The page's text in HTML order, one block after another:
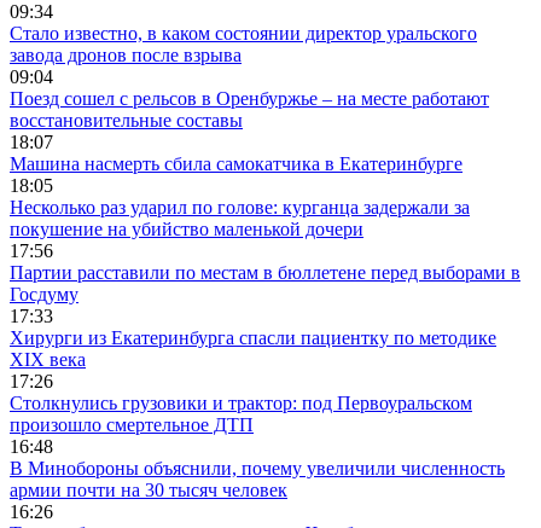
09:34
Стало известно, в каком состоянии директор уральского
завода дронов после взрыва
09:04
Поезд сошел с рельсов в Оренбуржье – на месте работают
восстановительные составы
18:07
Машина насмерть сбила самокатчика в Екатеринбурге
18:05
Несколько раз ударил по голове: курганца задержали за
покушение на убийство маленькой дочери
17:56
Партии расставили по местам в бюллетене перед выборами в
Госдуму
17:33
Хирурги из Екатеринбурга спасли пациентку по методике
XIX века
17:26
Столкнулись грузовики и трактор: под Первоуральском
произошло смертельное ДТП
16:48
В Минобороны объяснили, почему увеличили численность
армии почти на 30 тысяч человек
16:26